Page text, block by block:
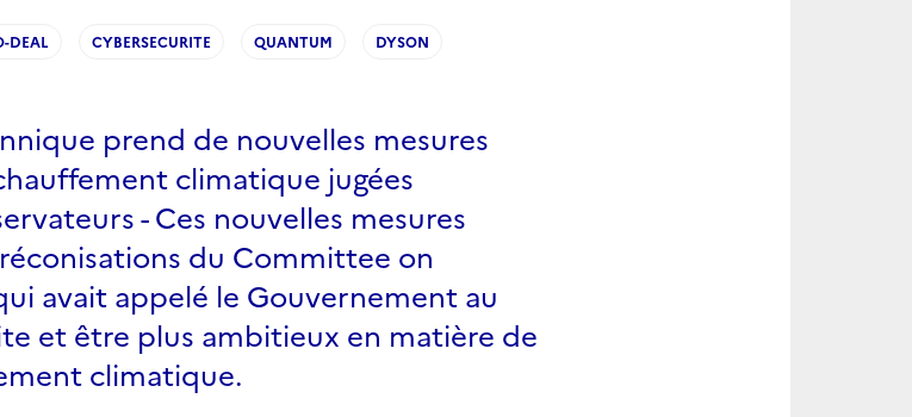
DEAL CYBERSECURITE QUANTUM DYSON
prend de nouvelles mesures
climatique jugées
- Ces nouvelles mesures
du Committee on
avait appelé le Gouvernement au
et être plus ambitieux en matière de
climatique.